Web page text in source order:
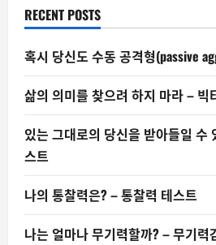
RECENT POSTS
혹시 당신도 수동 공격형(passive
삶의 의미를 찾으려 하지 마라 – 빅
있는 그대로의 당신을 받아들일 수
스트
나의 통찰력은? – 통찰력 테스트
나는 얼마나 무기력할까? – 무기력